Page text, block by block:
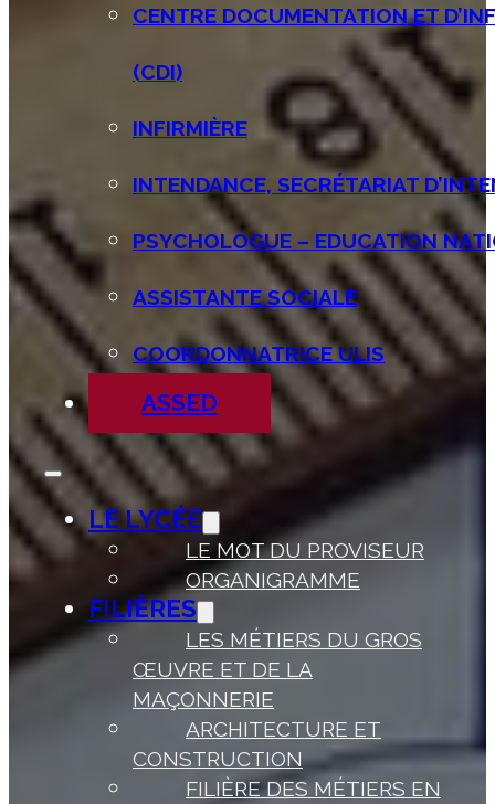
CENTRE DOCUMENTATION ET
(CDI)
INFIRMIÈRE
INTENDANCE, SECRÉTARIAT
PSYCHOLOGUE – EDUCATION
ASSISTANTE SOCIALE
COORDONNATRICE ULIS
ASSED
LE LYCÉE
LE MOT DU PROVISEUR
ORGANIGRAMME
FILIÈRES
LES MÉTIERS DU GROS
ŒUVRE ET DE LA
MAÇONNERIE
ARCHITECTURE ET
CONSTRUCTION
FILIÈRE DES MÉTIERS EN